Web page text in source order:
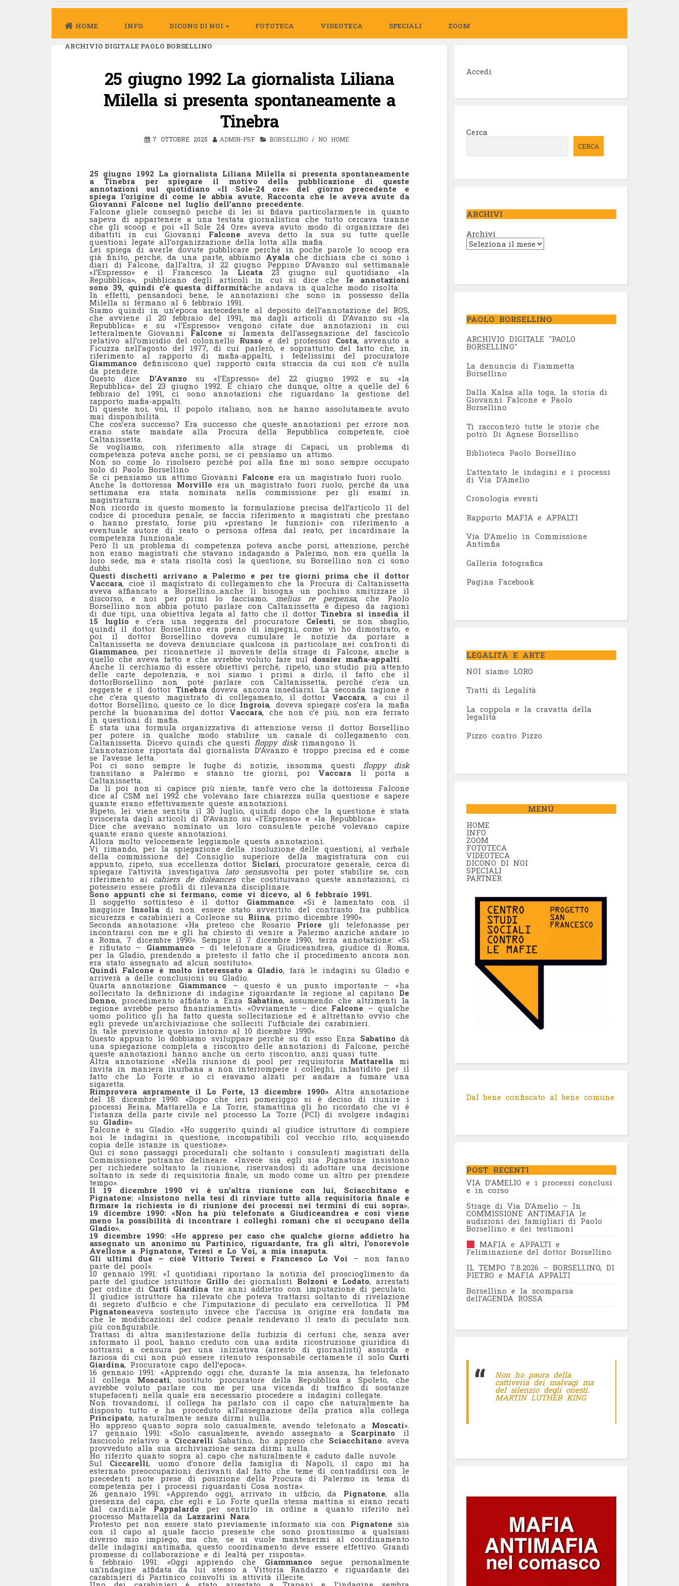
HOME INFO DICONO DI NOI FOTOTECA VIDEOTECA SPECIALI ZOOM
ARCHIVIO DIGITALE PAOLO BORSELLINO
25 giugno 1992 La giornalista Liliana
Milella si presenta spontaneamente a
Tinebra
7 OTTOBRE 2025 ADMIN-PSF BORSELLINO / NO HOME
25 giugno 1992 La giornalista Liliana Milella si presenta spontaneamente
a Tinebra per spiegare il motivo della pubblicazione di queste
annotazioni sul quotidiano «Il Sole-24 ore» del giorno precedente e
spiega l’origine di come le abbia avute. Racconta che le aveva avute da
Giovanni Falcone nel luglio dell’anno precedente.
Falcone gliele consegnò perché di lei si fidava particolarmente in quanto
sapeva di appartenere a una testata giornalistica che tutto cercava tranne
che gli scoop e poi «Il Sole 24 Ore» aveva avuto modo di organizzare dei
dibattiti in cui Giovanni Falcone aveva detto la sua su tutte quelle
questioni legate all’organizzazione della lotta alla mafia.
Lei spiega di averle dovute pubblicare perché in poche parole lo scoop era
già finito, perché, da una parte, abbiamo Ayala che dichiara che ci sono i
diari di Falcone, dall’altra, il 22 giugno Peppino D’Avanzo sul settimanale
«l’Espresso» e il Francesco laLicata23 giugno sul quotidiano «la
Repubblica», pubblicano degli articoli in cui si dice che le annotazioni
sono 39, quindi c’è questa difformitàche andava in qualche modo risolta.
In effetti, pensandoci bene, le annotazioni che sono in possesso della
Milella si fermano al 6 febbraio 1991.
Siamo quindi in un’epoca antecedente al deposito dell’annotazione del ROS,
che avviene il 20 febbraio del 1991, ma dagli articoli di D’Avanzo su «la
Repubblica» e su «l’Espresso» vengono citate due annotazioni in cui
letteralmente Giovanni Falcone si lamenta dell’assegnazione del fascicolo
relativo all’omicidio del colonnello Russo e del professor Costa, avvenuto a
Ficuzza nell’agosto del 1977, di cui parlerò, e soprattutto del fatto che, in
riferimento al rapporto di mafia-appalti, i fedelissimi del procuratore
Giammanco definiscono quel rapporto carta straccia da cui non c’è nulla
da prendere.
Questo dice D’Avanzo su «l’Espresso» del 22 giugno 1992 e su «la
Repubblica» del 23 giugno 1992. È chiaro che dunque, oltre a quelle del 6
febbraio del 1991, ci sono annotazioni che riguardano la gestione del
rapporto mafia-appalti.
Di queste noi, voi, il popolo italiano, non ne hanno assolutamente avuto
mai disponibilità.
Che cos’era successo? Era successo che queste annotazioni per errore non
erano state mandate alla Procura della Repubblica competente, cioè
Caltanissetta.
Se vogliamo, con riferimento alla strage di Capaci, un problema di
competenza poteva anche porsi, se ci pensiamo un attimo.
Non so come lo risolsero perché poi alla fine mi sono sempre occupato
solo di Paolo Borsellino.
Se ci pensiamo un attimo Giovanni Falcone era un magistrato fuori ruolo.
Anche la dottoressa Morvillo era un magistrato fuori ruolo, perché da una
settimana era stata nominata nella commissione per gli esami in
magistratura.
Non ricordo in questo momento la formulazione precisa dell’articolo 11 del
codice di procedura penale, se faccia riferimento a magistrati che prestano
o hanno prestato, forse più «prestano le funzioni» con riferimento a
eventuale autore di reato o persona offesa dal reato, per incardinare la
competenza funzionale.
Però lì un problema di competenza poteva anche porsi, attenzione, perché
non erano magistrati che stavano indagando a Palermo, non era quella la
loro sede, ma è stata risolta così la questione, su Borsellino non ci sono
dubbi.
Questi dischetti arrivano a Palermo e per tre giorni prima che il dottor
Vaccara, cioè il magistrato di collegamento che la Procura di Caltanissetta
aveva affiancato a Borsellino…anche lì bisogna un pochino smitizzare il
discorso, e noi per primi lo facciamo, melius re perpensa, che Paolo
Borsellino non abbia potuto parlare con Caltanissetta è dipeso da ragioni
di due tipi, una obiettiva legata al fatto che il dottorTinebra si insedia il
15 luglioe c’era una reggenza del procuratore Celesti, se non sbaglio,
quindi il dottor Borsellino era pieno di impegni, come vi ho dimostrato, e
poi il dottor Borsellino doveva cumulare le notizie da portare a
Caltanissetta se doveva denunciare qualcosa in particolare nei confronti di
Giammanco, per riconnettere il movente della strage di Falcone, anche a
quello che aveva fatto e che avrebbe voluto fare suldossier mafia-appalti.
Anche lì cerchiamo di essere obiettivi perché, ripeto, uno studio più attento
delle carte depotenzia, e noi siamo i primi a dirlo, il fatto che il
dottorBorsellino non poté parlare con Caltanissetta, perché c’era un
reggente e il dottor Tinebradoveva ancora insediarsi. La seconda ragione è
che c’era questo magistrato di collegamento, il dottor Vaccara, a cui il
dottor Borsellino, questo ce lo dice Ingroia, doveva spiegare cos’era la mafia
perché la buonanima del dottor Vaccara, che non c’è più, non era ferrato
in questioni di mafia.
È stata una formula organizzativa di attenzione verso il dottor Borsellino
per potere in qualche modo stabilire un canale di collegamento con
Caltanissetta. Dicevo quindi che questi floppy diskrimangono lì.
L’annotazione riportata dal giornalista D’Avanzo è troppo precisa ed è come
se l’avesse letta.
Poi ci sono sempre le fughe di notizie, insomma questi floppy disk
transitano a Palermo e stanno tre giorni, poi Vaccara li porta a
Caltanissetta.
Da lì poi non si capisce più niente, tant’è vero che la dottoressa Falcone
dice al CSM nel 1992 che volevano fare chiarezza sulla questione e sapere
quante erano effettivamente queste annotazioni.
Ripeto, lei viene sentita il 30 luglio, quindi dopo che la questione è stata
sviscerata dagli articoli di D’Avanzo su «l’Espresso» e «la Repubblica».
Dice che avevano nominato un loro consulente perché volevano capire
quante erano queste annotazioni.
Allora molto velocemente leggiamole questa annotazioni.
Vi rimando, per la spiegazione della risoluzione delle questioni, al verbale
della commissione del Consiglio superiore della magistratura con cui
appunto, ripeto, sua eccellenza dottor Siclari, procuratore generale, cerca di
spiegare l’attività investigativa lato sensusvolta per poter stabilire se, con
riferimento ai cahiers de doléancesche costituivano queste annotazioni, ci
potessero essere profili di rilevanza disciplinare.
Sono appunti che si fermano, come vi dicevo, al 6 febbraio 1991.
Il soggetto sottinteso è il dottor Giammanco. «Si è lamentato con il
maggiore Insolia di non essere stato avvertito del contrasto fra pubblica
sicurezza e carabinieri a Corleone su Riina, primo dicembre 1990».
Seconda annotazione: «Ha preteso che Rosario Priore gli telefonasse per
incontrarsi con me e gli ha chiesto di venire a Palermo anziché andare io
a Roma, 7 dicembre 1990». Sempre il 7 dicembre 1990, terza annotazione: «Si
è rifiutato – Giammanco – di telefonare a Giudiceandrea, giudice di Roma,
per la Gladio, prendendo a pretesto il fatto che il procedimento ancora non
era stato assegnato ad alcun sostituto».
Quindi Falcone è molto interessato a Gladio, farà le indagini su Gladio e
arriverà a delle conclusioni su Gladio.
Quarta annotazione: Giammanco – questo è un punto importante – «ha
sollecitato la definizione di indagine riguardante la regione al capitano De
Donno, procedimento affidato a Enza Sabatino, assumendo che altrimenti la
regione avrebbe perso finanziamenti». «Ovviamente – dice Falcone – qualche
uomo politico gli ha fatto questa sollecitazione ed è altrettanto ovvio che
egli prevede un’archiviazione che solleciti l’ufficiale dei carabinieri.
In tale previsione questo intorno al 10 dicembre 1990».
Questo appunto lo dobbiamo sviluppare perché su di esso Enza Sabatino dà
una spiegazione completa a riscontro delle annotazioni di Falcone, perché
queste annotazioni hanno anche un certo riscontro, anzi quasi tutte.
Altra annotazione: «Nella riunione di pool per requisitoria Mattarella mi
invita in maniera inurbana a non interrompere i colleghi, infastidito per il
fatto che Lo Forte e io ci eravamo alzati per andare a fumare una
sigaretta.
Rimprovera aspramente il Lo Forte, 13 dicembre 1990». Altra annotazione
del 18 dicembre 1990: «Dopo che ieri pomeriggio si è deciso di riunire i
processi Reina, Mattarella e La Torre, stamattina gli ho ricordato che vi è
l’istanza della parte civile nel processo La Torre (PCI) di svolgere indagini
su Gladio».
Falcone è su Gladio. «Ho suggerito quindi al giudice istruttore di compiere
noi le indagini in questione, incompatibili col vecchio rito, acquisendo
copia delle istanze in questione».
Qui ci sono passaggi procedurali che soltanto i consulenti magistrati della
Commissione potranno delineare. «Invece sia egli sia Pignatone insistono
per richiedere soltanto la riunione, riservandosi di adottare una decisione
soltanto in sede di requisitoria finale, un modo come un altro per prendere
tempo».
Il 19 dicembre 1990 vi è un’altra riunione con lui, Sciacchitano e
Pignatone: «Insistono nella tesi di rinviare tutto alla requisitoria finale e
firmare la richiesta io di riunione dei processi nei termini di cui sopra».
19 dicembre 1990: «Non ha più telefonato a Giudiceandrea e così viene
meno la possibilità di incontrare i colleghi romani che si occupano della
Gladio».
19 dicembre 1990: «Ho appreso per caso che qualche giorno addietro ha
assegnato un anonimo su Partinico, riguardante, fra gli altri, l’onorevole
Avellone a Pignatone, Teresi e Lo Voi, a mia insaputa.
Gli ultimi due – cioè Vittorio Teresi e Francesco Lo Voi – non fanno
parte del pool».
10 gennaio 1991: «I quotidiani riportano la notizia del proscioglimento da
parte del giudice istruttore Grillodei giornalisti Bolzoni e Lodato, arrestati
per ordine di Curti Giardina tre anni addietro con imputazione di peculato.
Il giudice istruttore ha rilevato che poteva trattarsi soltanto di rivelazione
di segreto d’ufficio e che l’imputazione di peculato era cervellotica. Il PM
Pignatoneaveva sostenuto invece che l’accusa in origine era fondata ma
che le modificazioni del codice penale rendevano il reato di peculato non
più configurabile.
Trattasi di altra manifestazione della furbizia di certuni che, senza aver
informato il pool, hanno creduto con una ardita ricostruzione giuridica di
sottrarsi a censura per una iniziativa (arresto di giornalisti) assurda e
faziosa di cui non può essere ritenuto responsabile certamente il solo Curti
Giardina, Procuratore capo dell’epoca».
16 gennaio 1991: «Apprendo oggi che, durante la mia assenza, ha telefonato
il collega Moscati, sostituto procuratore della Repubblica a Spoleto, che
avrebbe voluto parlare con me per una vicenda di traffico di sostanze
stupefacenti nella quale era necessario procedere a indagini collegate.
Non trovandomi, il collega ha parlato con il capo che naturalmente ha
disposto tutto e ha proceduto all’assegnazione della pratica alla collega
Principato, naturalmente senza dirmi nulla.
Ho appreso quanto sopra solo casualmente, avendo telefonato a Moscati».
17 gennaio 1991: «Solo casualmente, avendo assegnato a Scarpinato il
fascicolo relativo a Ciccarelli Sabatino, ho appreso che Sciacchitano aveva
provveduto alla sua archiviazione senza dirmi nulla.
Ho riferito quanto sopra al capo che naturalmente è caduto dalle nuvole.
Sul Ciccarelli, uomo d’onore della famiglia di Napoli, il capo mi ha
esternato preoccupazioni derivanti dal fatto che teme di contraddirsi con le
precedenti note prese di posizione della Procura di Palermo in tema di
competenza per i processi riguardanti Cosa nostra».
26 gennaio 1991: «Apprendo oggi, arrivato in ufficio, da Pignatone, alla
presenza del capo, che egli e Lo Forte quella stessa mattina si erano recati
dal cardinale Pappalardo per sentirlo in ordine a quanto riferito nel
processo Mattarella da Lazzarini Nara.
Protesto per non essere stato previamente informato sia con Pignatone sia
con il capo al quale faccio presente che sono prontissimo a qualsiasi
diverso mio impiego, ma che, se si vuole mantenermi al coordinamento
delle indagini antimafia, questo coordinamento deve essere effettivo. Grandi
promesse di collaborazione e di lealtà per risposta».
6 febbraio 1991: «Oggi apprendo che Giammanco segue personalmente
un’indagine affidata da lui stesso a Vittoria Randazzo e riguardante dei
carabinieri di Partinico coinvolti in attività illecite.
Accedi
Cerca
CERCA
ARCHIVI
Archivi
PAOLO BORSELLINO
ARCHIVIO DIGITALE "PAOLO
BORSELLINO"
La denuncia di Fiammetta
Borsellino
Dalla Kalsa alla toga, la storia di
Giovanni Falcone e Paolo
Borsellino
Ti racconterò tutte le storie che
potrò. Di Agnese Borsellino
Biblioteca Paolo Borsellino
L’attentato le indagini e i processi
di Via D’Amelio
Cronologia eventi
Rapporto MAFIA e APPALTI
Via D’Amelio in Commissione
Antimfia
Galleria fotografica
Pagina Facebook
LEGALITÀ E ARTE
NOI siamo LORO
Tratti di Legalità
La coppola e la cravatta della
legalità
Pizzo contro Pizzo
MENÚ
HOME
INFO
ZOOM
FOTOTECA
VIDEOTECA
DICONO DI NOI
SPECIALI
PARTNER
Dal bene confiscato al bene comune
POST RECENTI
VIA D’AMELIO e i processi conclusi
e in corso
Strage di Via D’Amelio – In
COMMISSIONE ANTIMAFIA le
audizioni dei famigliari di Paolo
Borsellino e dei testimoni
MAFIA e APPALTI e
l’eliminazione del dottor Borsellino
IL TEMPO 7.8.2026 – BORSELLINO, DI
PIETRO e MAFIA APPALTI
Borsellino e la scomparsa
dell’AGENDA ROSSA
Non ho paura della
cattiveria dei malvagi ma
del silenzio degli onesti.
MARTIN LUTHER KING